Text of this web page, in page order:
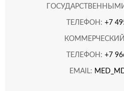
ТЕЛЕФОН: +7
ТЕЛЕФОН: +7
EMAIL: